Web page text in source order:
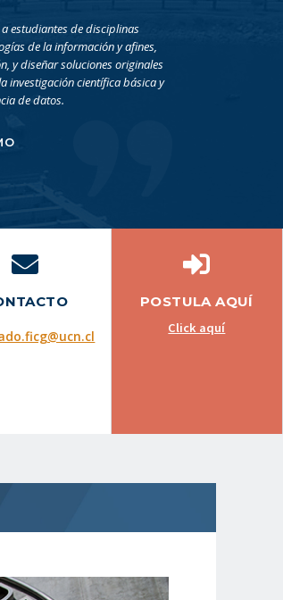
estudiantes de disciplinas
de la información y afines,
y diseñar soluciones originales
investigación científica básica y
de datos.
POSTULA AQUÍ
Click aquí